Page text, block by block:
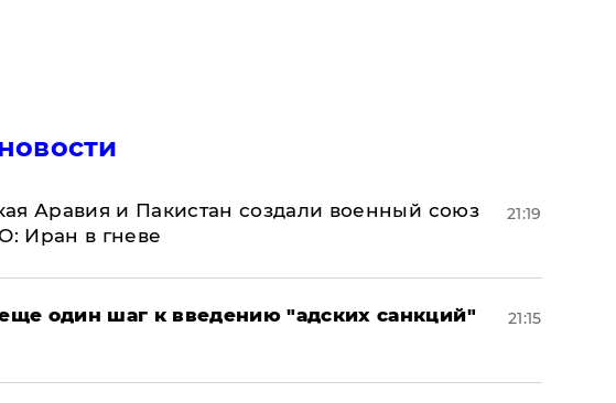
Аравия и Пакистан создали военный союз
Иран в гневе
21:19
один шаг к введению "адских санкций"
21:15